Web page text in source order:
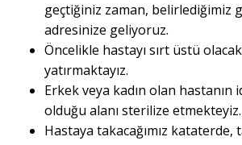
geçtiğiniz zaman, belirlediğimiz
adresinize geliyoruz.
Öncelikle hastayı sırt üstü
yatırmaktayız.
Erkek veya kadın olan hastanın
olduğu alanı sterilize etmekteyiz.
Hastaya takacağımız kataterde,